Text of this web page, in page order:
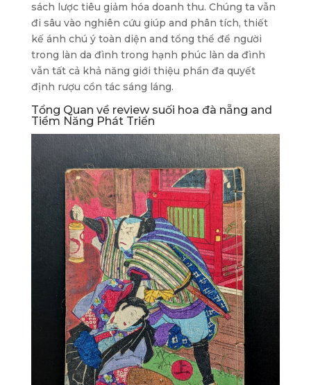
sách lược tiêu giảm hóa doanh thu. Chúng ta vẫn
đi sâu vào nghiên cứu giúp and phân tích, thiết
kế ánh chú ý toàn diện and tổng thể để người
trong làn da đình trong hạnh phúc làn da đình
vẫn tất cả khả năng giới thiệu phần đa quyết
định rượu cồn tác sáng láng.
Tổng Quan về review suối hoa đà nẵng and
Tiềm Năng Phát Triển